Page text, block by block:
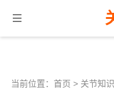
当前位置： 首页 > 关节知识